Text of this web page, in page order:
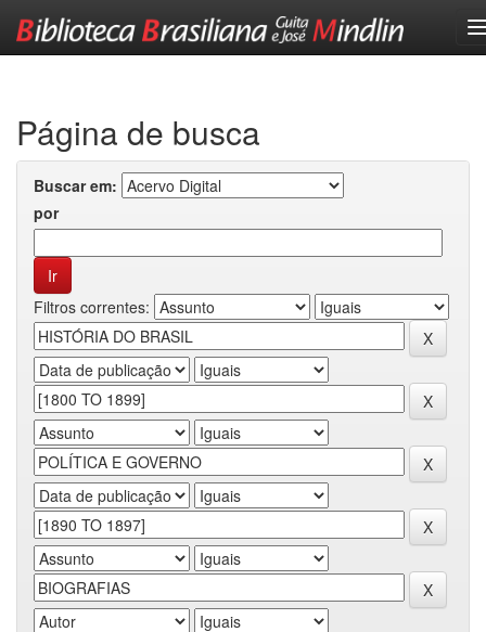
Página de busca
Buscar em:
por
Filtros correntes: